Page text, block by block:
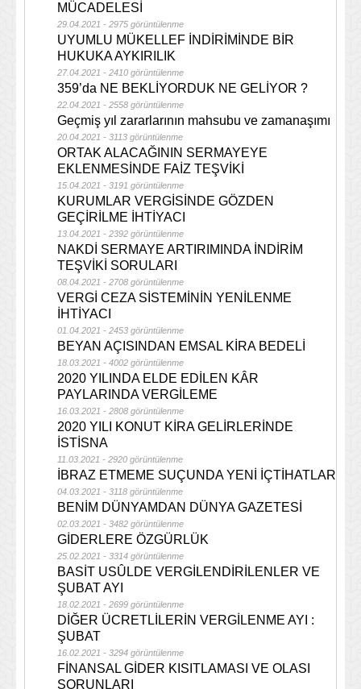
MÜCADELESİ
29.04.2021 - 2975 görüntülenme
UYUMLU MÜKELLEF İNDİRİMİNDE BİR
HUKUKA AYKIRILIK
27.04.2021 - 2410 görüntülenme
359’da NE BEKLİYORDUK NE GELİYOR ?
22.04.2021 - 2558 görüntülenme
Geçmiş yıl zararlarının mahsubu ve zamanaşımı
20.04.2021 - 3113 görüntülenme
ORTAK ALACAĞININ SERMAYEYE
EKLENMESİNDE FAİZ TEŞVİKİ
15.04.2021 - 3191 görüntülenme
KURUMLAR VERGİSİNDE GÖZDEN
GEÇİRİLME İHTİYACI
13.04.2021 - 2392 görüntülenme
NAKDİ SERMAYE ARTIRIMINDA İNDİRİM
TEŞVİKİ SORULARI
08.04.2021 - 2708 görüntülenme
VERGİ CEZA SİSTEMİNİN YENİLENME
İHTİYACI
01.04.2021 - 2453 görüntülenme
BEYAN AÇISINDAN EMSAL KİRA BEDELİ
18.03.2021 - 4002 görüntülenme
2020 YILINDA ELDE EDİLEN KÂR
PAYLARINDA VERGİLEME
16.03.2021 - 2808 görüntülenme
2020 YILI KONUT KİRA GELİRLERİNDE
İSTİSNA
11.03.2021 - 2920 görüntülenme
İBRAZ ETMEME SUÇUNDA YENİ İÇTİHATLAR
04.03.2021 - 3118 görüntülenme
BENİM DÜNYAMDAN DÜNYA GAZETESİ
02.03.2021 - 3482 görüntülenme
GİDERLERE ÖZGÜRLÜK
25.02.2021 - 3314 görüntülenme
BASİT USÛLDE VERGİLENDİRİLENLER VE
ŞUBAT AYI
18.02.2021 - 2699 görüntülenme
DİĞER ÜCRETLİLERİN VERGİLENME AYI :
ŞUBAT
16.02.2021 - 3294 görüntülenme
FİNANSAL GİDER KISITLAMASI VE OLASI
SORUNLARI